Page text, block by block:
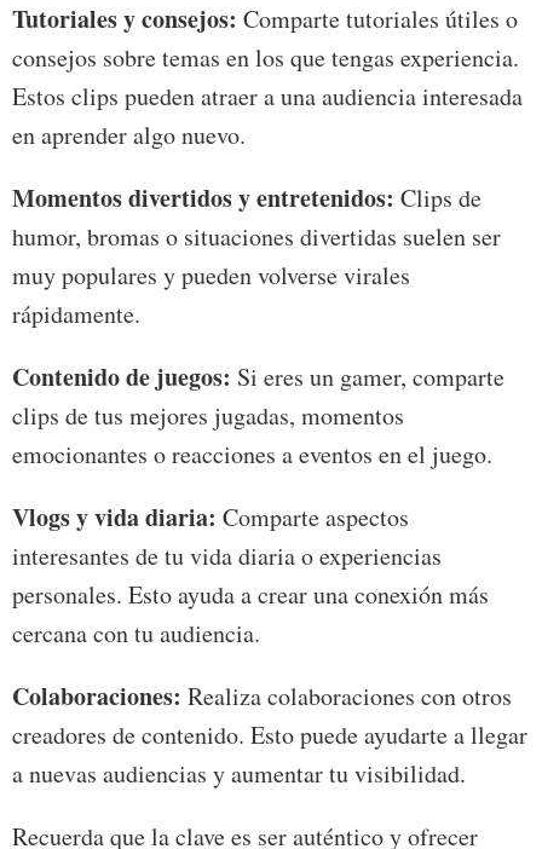
Tutoriales y consejos: Comparte tutoriales útiles o
consejos sobre temas en los que tengas experiencia.
Estos clips pueden atraer a una audiencia interesada
en aprender algo nuevo.
Momentos divertidos y entretenidos: Clips de
humor, bromas o situaciones divertidas suelen ser
muy populares y pueden volverse virales
rápidamente.
Contenido de juegos: Si eres un gamer, comparte
clips de tus mejores jugadas, momentos
emocionantes o reacciones a eventos en el juego.
Vlogs y vida diaria: Comparte aspectos
interesantes de tu vida diaria o experiencias
personales. Esto ayuda a crear una conexión más
cercana con tu audiencia.
Colaboraciones: Realiza colaboraciones con otros
creadores de contenido. Esto puede ayudarte a llegar
a nuevas audiencias y aumentar tu visibilidad.
Recuerda que la clave es ser auténtico y ofrecer